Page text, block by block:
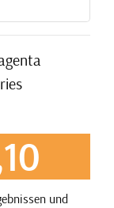
und